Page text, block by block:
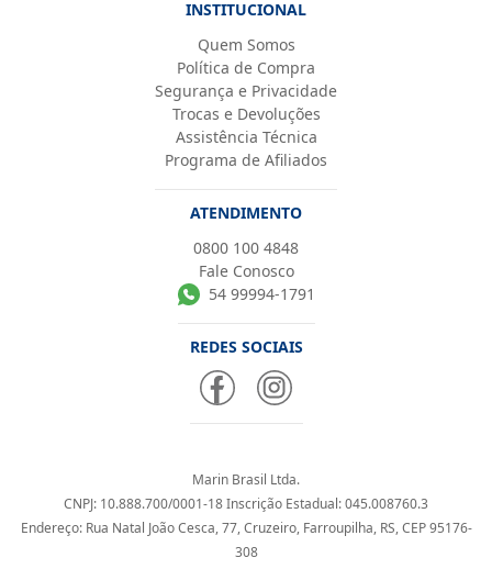
INSTITUCIONAL
Quem Somos
Política de Compra
Segurança e Privacidade
Trocas e Devoluções
Assistência Técnica
Programa de Afiliados
ATENDIMENTO
0800 100 4848
Fale Conosco
54 99994-1791
REDES SOCIAIS
Marin Brasil Ltda.
CNPJ: 10.888.700/0001-18 Inscrição Estadual: 045.008760.3
Endereço: Rua Natal João Cesca, 77, Cruzeiro, Farroupilha, RS, CEP 95176-
308